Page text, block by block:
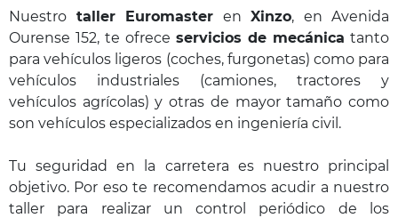
Nuestro taller Euromaster en Xinzo, en Avenida
Ourense 152, te ofrece servicios de mecánica tanto
para vehículos ligeros (coches, furgonetas) como para
vehículos industriales (camiones, tractores y
vehículos agrícolas) y otras de mayor tamaño como
son vehículos especializados en ingeniería civil.
Tu seguridad en la carretera es nuestro principal
objetivo. Por eso te recomendamos acudir a nuestro
taller para realizar un control periódico de los